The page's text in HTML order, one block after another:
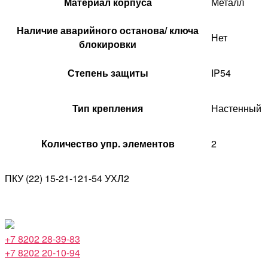
Наличие аварийного останова/ ключа
блокировки
Нет
Степень защиты IP54
Тип крепления Настенный
Количество упр. элементов 2
ПКУ (22) 15-21-121-54 УХЛ2
+7 8202 28-39-83
+7 8202 20-10-94